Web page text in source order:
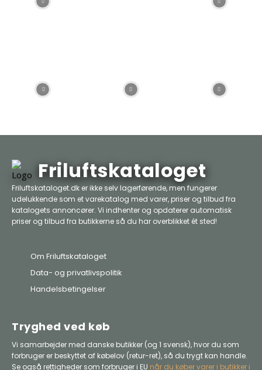
Friluftskataloget
Friluftskataloget.dk er ikke selv lagerførende, men fungerer
udelukkende som et varekatalog med varer, priser og tilbud fra
katalogets annoncører. Vi indhenter og opdaterer automatisk
priser og tilbud fra butikkerne så du har overblikket ét sted!
Om Friluftskataloget
Data- og privatlivspolitik
Handelsbetingelser
Tryghed ved køb
Vi samarbejder med danske butikker (og 1 svensk), hvor du som
forbruger er beskyttet af købelov (retur-ret), så du trygt kan handle.
Se også rettigheder som forbruger i EU når du køber varer i butikker i